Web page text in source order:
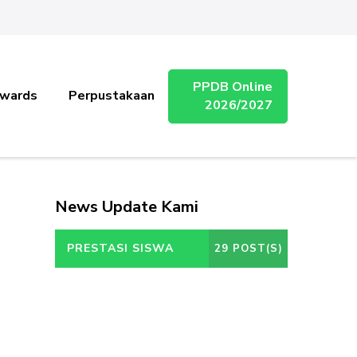
Perpustakaan
PPDB Online
2026/2027
News Update Kami
PRESTASI SISWA 29 POST(S)